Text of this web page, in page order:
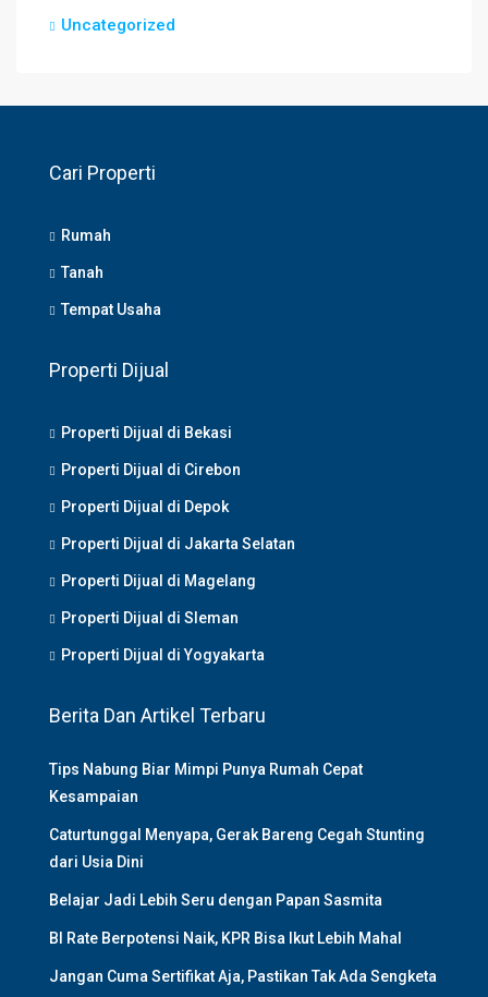
Uncategorized
Cari Properti
Rumah
Tanah
Tempat Usaha
Properti Dijual
Properti Dijual di Bekasi
Properti Dijual di Cirebon
Properti Dijual di Depok
Properti Dijual di Jakarta Selatan
Properti Dijual di Magelang
Properti Dijual di Sleman
Properti Dijual di Yogyakarta
Berita Dan Artikel Terbaru
Tips Nabung Biar Mimpi Punya Rumah Cepat
Kesampaian
Caturtunggal Menyapa, Gerak Bareng Cegah Stunting
dari Usia Dini
Belajar Jadi Lebih Seru dengan Papan Sasmita
BI Rate Berpotensi Naik, KPR Bisa Ikut Lebih Mahal
Jangan Cuma Sertifikat Aja, Pastikan Tak Ada Sengketa